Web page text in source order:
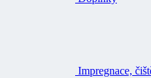
Impregnace,